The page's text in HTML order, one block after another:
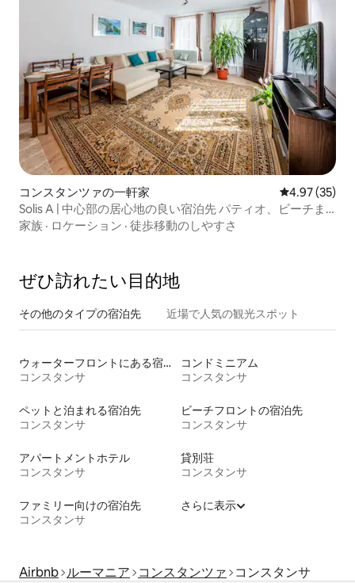
コンスタンツァの一軒家 レビュー35
4.97 (35)
Solis A | 中心部の居心地の良い宿泊先 パティオ、ビーチま
で徒歩
家族 · ロケーション · 徒歩移動のしやすさ
ぜひ訪⁠れ⁠た⁠い目⁠的⁠地
その他のタ⁠イ⁠プ⁠の宿⁠泊⁠先 近場で人気の観光スポット
ウォーターフロントにある宿泊施設
コンスタンサ
コンドミニアム
コンスタンサ
ペットと泊まれる宿泊先
コンスタンサ
ビーチフロントの宿泊先
コンスタンサ
アパートメントホテル
コンスタンサ
貸別荘
コンスタンサ
ファミリー向けの宿泊先
コンスタンサ
さらに表示
Airbnb ルーマニア コンスタンツァ コンスタンサ